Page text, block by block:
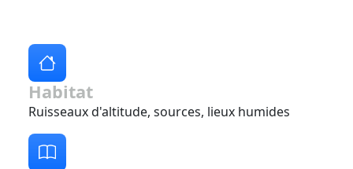
Habitat
Ruisseaux d'altitude, sources, lieux humides